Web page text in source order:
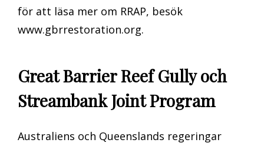
för att läsa mer om RRAP, besök
www.gbrrestoration.org.
Great Barrier Reef Gully och
Streambank Joint Program
Australiens och Queenslands regeringar